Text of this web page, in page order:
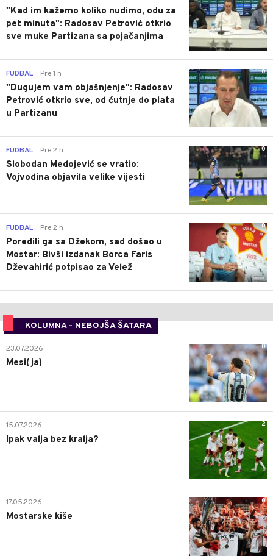
"Kad im kažemo koliko nudimo, odu za
pet minuta": Radosav Petrović otkrio
sve muke Partizana sa pojačanjima
0
FUDBAL Pre 1 h
"Dugujem vam objašnjenje": Radosav
Petrović otkrio sve, od ćutnje do plata
u Partizanu
0
FUDBAL Pre 2 h
Slobodan Medojević se vratio:
Vojvodina objavila velike vijesti
0
FUDBAL Pre 2 h
Poredili ga sa Džekom, sad došao u
Mostar: Bivši izdanak Borca Faris
Dževahirić potpisao za Velež
KOLUMNA - NEBOJŠA ŠATARA
0
23.07.2026.
Mesi(ja)
2
15.07.2026.
Ipak valja bez kralja?
0
17.05.2026.
Mostarske kiše